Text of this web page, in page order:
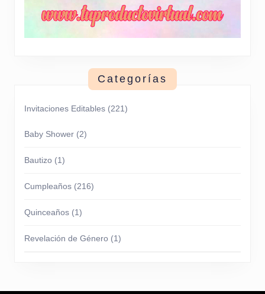
Categorías
Invitaciones Editables (221)
Baby Shower (2)
Bautizo (1)
Cumpleaños (216)
Quinceaños (1)
Revelación de Género (1)